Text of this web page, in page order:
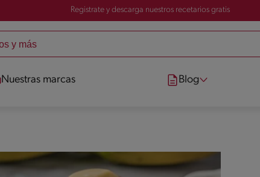
Registrate y descarga nuestros recetarios gratis
Nuestras marcas Blog